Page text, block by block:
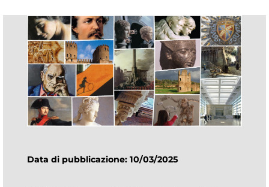
Data di pubblicazione: 10/03/2025